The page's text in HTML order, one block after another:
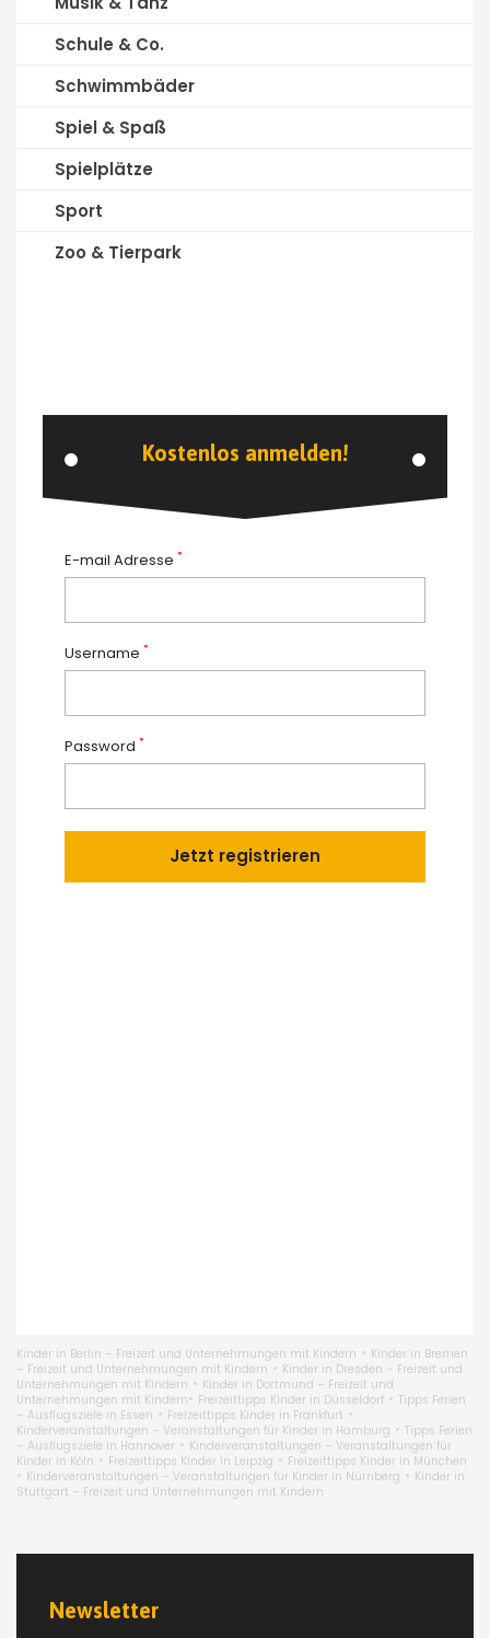
Schule & Co.
Schwimmbäder
Spiel & Spaß
Spielplätze
Sport
Zoo & Tierpark
Kostenlos anmelden!
E-mail Adresse *
Username *
Password *
Jetzt registrieren
Kinder in Berlin – Freizeit und Unternehmungen mit Kindern • Kinder in Bremen
– Freizeit und Unternehmungen mit Kindern• Kinder in Dresden – Freizeit und
Unternehmungen mit Kindern • Kinder in Dortmund – Freizeit und
Unternehmungen mit Kindern• Freizeittipps Kinder in Düsseldorf • Tipps Ferien
– Ausflugsziele in Essen • Freizeittipps Kinder in Frankfurt •
Kinderveranstaltungen – Veranstaltungen für Kinder in Hamburg • Tipps Ferien
– Ausflugsziele in Hannover • Kinderveranstaltungen – Veranstaltungen für
Kinder in Köln • Freizeittipps Kinder in Leipzig • Freizeittipps Kinder in München
• Kinderveranstaltungen – Veranstaltungen für Kinder in Nürnberg • Kinder in
Stuttgart – Freizeit und Unternehmungen mit Kindern
Newsletter